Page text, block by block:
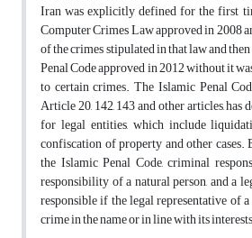
Iran was explicitly defined for the first
Computer Crimes Law approved in 2008
of the crimes stipulated in that law and
Penal Code approved in 2012 without it
to certain crimes. The Islamic Penal
Article 20, 142, 143 and other articles, has
for legal entities, which include
confiscation of property and other
the Islamic Penal Code, criminal
responsibility of a natural person, and a
responsible if the legal representative of
crime in the name or in line with its